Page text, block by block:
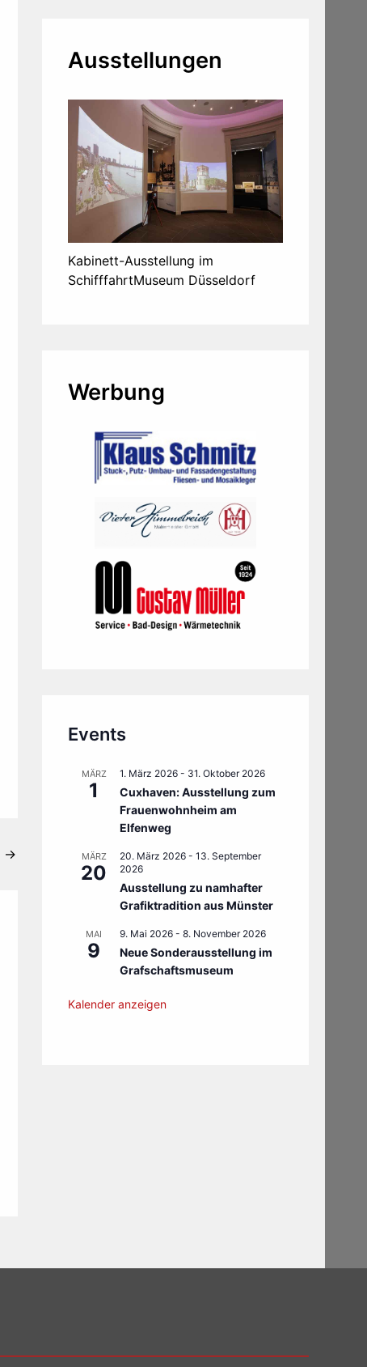
→
Ausstellungen
Kabinett-Ausstellung im
SchifffahrtMuseum Düsseldorf
Werbung
Events
MÄRZ
1
1. März 2026 - 31. Oktober 2026
Cuxhaven: Ausstellung zum
Frauenwohnheim am
Elfenweg
MÄRZ
20
20. März 2026 - 13. September
2026
Ausstellung zu namhafter
Grafiktradition aus Münster
MAI
9
9. Mai 2026 - 8. November 2026
Neue Sonderausstellung im
Grafschaftsmuseum
Kalender anzeigen